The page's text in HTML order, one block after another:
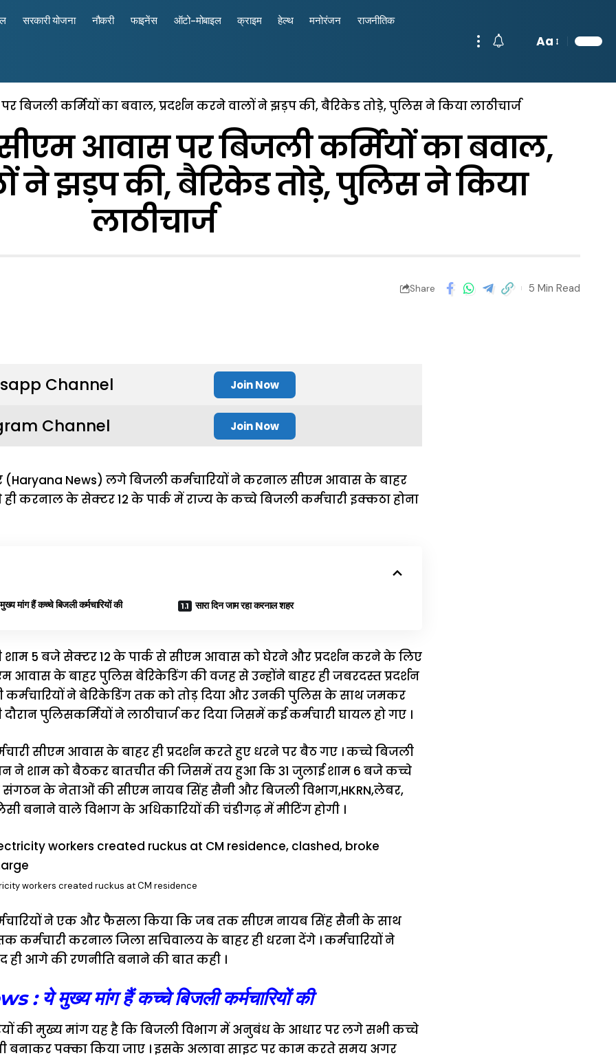
सरकारी योजना नौकरी फाइनेंस ऑटो-मोबाइल क्राइम हेल्थ मनोरंजन राजनीतिक
Aa
बिजली कर्मियों का बवाल, प्रदर्शन करने वालों ने झड़प की, बैरिकेड तोड़े, पुलिस ने किया लाठीचार्ज
आवास पर बिजली कर्मियों का बवाल,
ने झड़प की, बैरिकेड तोड़े, पुलिस ने किया
लाठीचार्ज
Share 5 Min Read
Channel Join Now
Channel Join Now
(Haryana News) लगे बिजली कर्मचारियों ने करनाल सीएम आवास के बाहर
ही करनाल के सेक्टर 12 के पार्क में राज्य के कच्चे बिजली कर्मचारी इक्कठा होना
हैं कच्चे बिजली कर्मचारियों की सारा दिन जाम रहा करनाल शहर
शाम 5 बजे सेक्टर 12 के पार्क से सीएम आवास को घेरने और प्रदर्शन करने के लिए
के बाहर पुलिस बेरिकेडिंग की वजह से उन्होंने बाहर ही जबरदस्त प्रदर्शन
कर्मचारियों ने बेरिकेडिंग तक को तोड़ दिया और उनकी पुलिस के साथ जमकर
पुलिसकर्मियों ने लाठीचार्ज कर दिया जिसमें कई कर्मचारी घायल हो गए ।
सीएम आवास के बाहर ही प्रदर्शन करते हुए धरने पर बैठ गए । कच्चे बिजली
ने शाम को बैठकर बातचीत की जिसमें तय हुआ कि 31 जुलाई शाम 6 बजे कच्चे
संगठन के नेताओं की सीएम नायब सिंह सैनी और बिजली विभाग,HKRN,लेबर,
बनाने वाले विभाग के अधिकारियों की चंडीगढ़ में मीटिंग होगी ।
workers created ruckus at CM residence
ने एक और फैसला किया कि जब तक सीएम नायब सिंह सैनी के साथ
कर्मचारी करनाल जिला सचिवालय के बाहर ही धरना देंगे । कर्मचारियों ने
ही आगे की रणनीति बनाने की बात कही ।
ये मुख्य मांग हैं कच्चे बिजली कर्मचारियों की
की मुख्य मांग यह है कि बिजली विभाग में अनुबंध के आधार पर लगे सभी कच्चे
बनाकर पक्का किया जाए । इसके अलावा साइट पर काम करते समय अगर